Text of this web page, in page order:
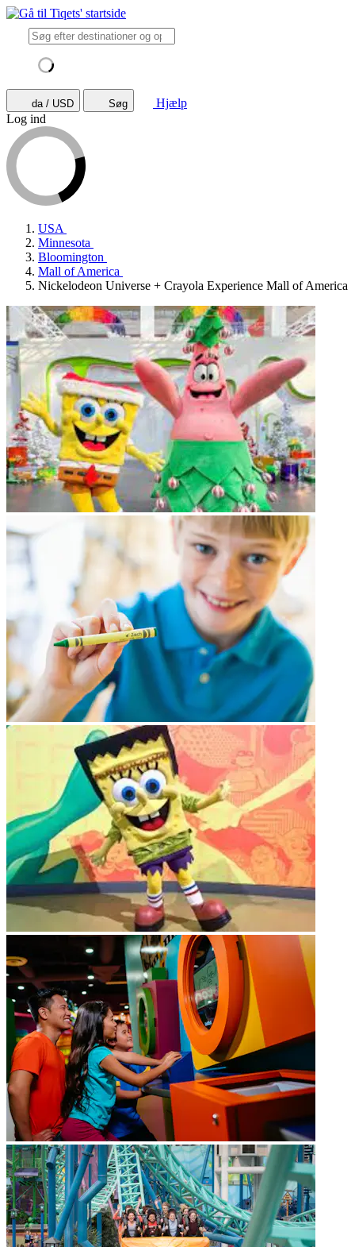
da / USD Søg
Hjælp
Log ind
USA
Minnesota
Bloomington
Mall of America
Nickelodeon Universe + Crayola Experience Mall of America